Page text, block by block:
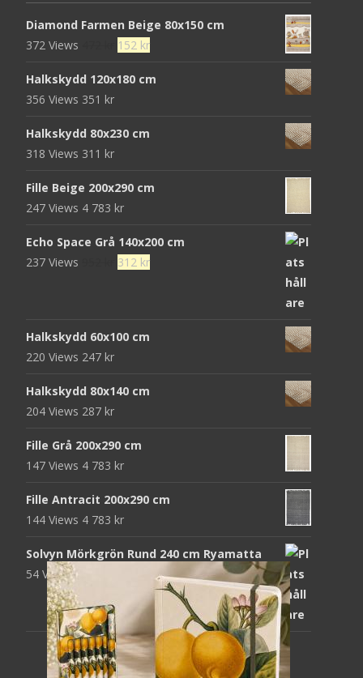
Diamond Farmen Beige 80x150 cm
372 Views
Det
priset
152 krDet
priset
Halkskydd 120x180 cm
356 Views 351 kr
Halkskydd 80x230 cm
318 Views 311 kr
Fille Beige 200x290 cm
247 Views 4 783 kr
Echo Space Grå 140x200 cm
237 Views
Det
952 kr.
312 krDet
Halkskydd 60x100 cm
220 Views 247 kr
Halkskydd 80x140 cm
204 Views 287 kr
Fille Grå 200x290 cm
147 Views 4 783 kr
Fille Antracit 200x290 cm
144 Views 4 783 kr
Solvyn Mörkgrön Rund 240 cm Ryamatta
54 Views1 871